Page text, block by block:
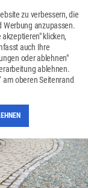
zu verbessern, die
Werbung anzupassen.
klicken,
auch Ihre
oder ablehnen"
ablehnen.
am oberen Seitenrand